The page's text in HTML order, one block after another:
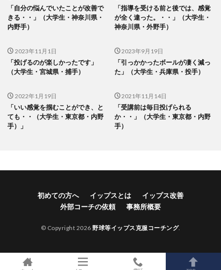
「自分の悩んでいたことが改善で
きる・・」（大学生・神奈川県・
内野手）
「指導を受ける前と後では、感覚
が全く違った。・・」（大学生・
神奈川県・外野手）
2023年11月1日
「投げるのが楽しかったです」
（大学生・宮城県・捕手）
2023年9月19日
「引っかかったボールが凄く減っ
た」（大学生・兵庫県・投手）
2022年1月19日
「いい感覚を掴むことができ、と
ても・・（大学生・東京都・内野
手）」
2021年11月14日
「受講前は毎日投げられる
か・・」（大学生・東京都・内野
手）
初めての方へ イップスとは
イップス改善
外部コーチの依頼
事務所概要
© Copyright 2026 野球等イップス克服コーチング.